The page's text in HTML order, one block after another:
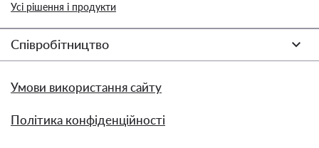
Усі рішення і продукти
Співробітництво
Умови використання сайту
Політика конфіденційності